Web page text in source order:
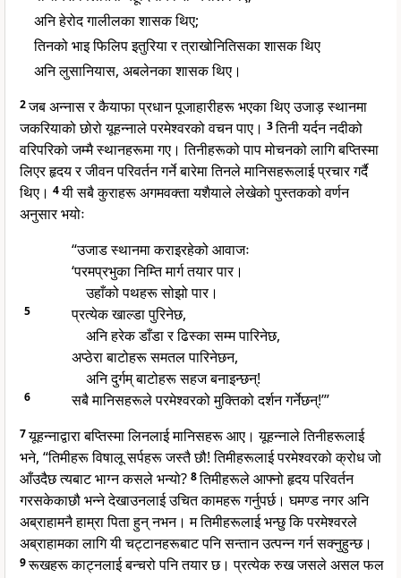
अनि हेरोद गालीलका शासक थिए;
तिनको भाइ फिलिप इतुरिया र त्राखोनितिसका शासक थिए
अनि लुसानियास, अबलेनका शासक थिए।
2जब अन्नास र कैयाफा प्रधान पूजाहारीहरू भएका थिए उजाड़ स्थानमा
जकरियाको छोरो यूहन्नाले परमेश्वरको वचन पाए। 3तिनी यर्दन नदीको
वरिपरिको जम्मै स्थानहरूमा गए। तिनीहरूको पाप मोचनको लागि बप्तिस्मा
लिएर हृदय र जीवन परिवर्तन गर्ने बारेमा तिनले मानिसहरूलाई प्रचार गर्दै
थिए। 4यी सबै कुराहरू अगमवक्ता यशैयाले लेखेको पुस्तकको वर्णन
अनुसार भयोः
“उजाड स्थानमा कराइरहेको आवाजः
‘परमप्रभुका निम्ति मार्ग तयार पार।
उहाँको पथहरू सोझो पार।
5
प्रत्येक खाल्डा पुरिनेछ,
अनि हरेक डाँडा र ढिस्का सम्म पारिनेछ,
अप्ठेरा बाटोहरू समतल पारिनेछन,
अनि दुर्गम् बाटोहरू सहज बनाइन्छन्!
6 सबै मानिसहरूले परमेश्वरको मुक्तिको दर्शन गर्नेछन्!’”
7यूहन्नाद्वारा बप्तिस्मा लिनलाई मानिसहरू आए। यूहन्नाले तिनीहरूलाई
भने, “तिमीहरू विषालू सर्पहरू जस्तै छौ! तिमीहरूलाई परमेश्वरको क्रोध जो
आँउदैछ त्यबाट भाग्न कसले भन्यो? 8तिमीहरूले आफ्नो हृदय परिवर्तन
गरसकेकाछौ भन्ने देखाउनलाई उचित कामहरू गर्नुपर्छ। घमण्ड नगर अनि
अब्राहामनै हाम्रा पिता हुन् नभन। म तिमीहरूलाई भन्छु कि परमेश्वरले
अब्राहामका लागि यी चट्टानहरूबाट पनि सन्तान उत्पन्न गर्न सक्नुहुन्छ।
9रूखहरू काट्नलाई बन्चरो पनि तयार छ। प्रत्येक रुख जसले असल फल